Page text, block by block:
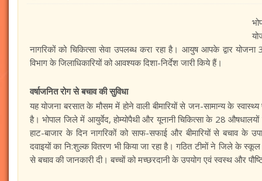
नागरिकों को चिकित्सा सेवा उपलब्ध करा रहा है। आयुष आपके द्वार
विभाग के जिलाधिकारियों को आवश्यक दिशा-निर्देश जारी किये हैं।
वर्षाजनित रोग से बचाव की सुविधा
यह योजना बरसात के मौसम में होने वाली बीमारियों से जन-सामान्य के
है। भोपाल जिले में आयुर्वेद, होम्योपैथी और यूनानी चिकित्सा के 28
हाट-बाजार के दिन नागरिकों को साफ-सफाई और बीमारियों से बचाव के
दवाइयों का नि:शुल्क वितरण भी किया जा रहा है। गठित टीमों ने जिले के
से बचाव की जानकारी दी। बच्चों को मच्छरदानी के उपयोग एवं स्वस्थ और